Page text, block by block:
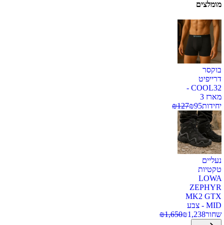
מומלצים
בוקסר
דרייפיט
COOL32 -
מארז 3
יחידות
₪95
₪127
נעליים
טקטיות
LOWA
ZEPHYR
MK2 GTX
MID - צבע
שחור
₪1,238
₪1,650